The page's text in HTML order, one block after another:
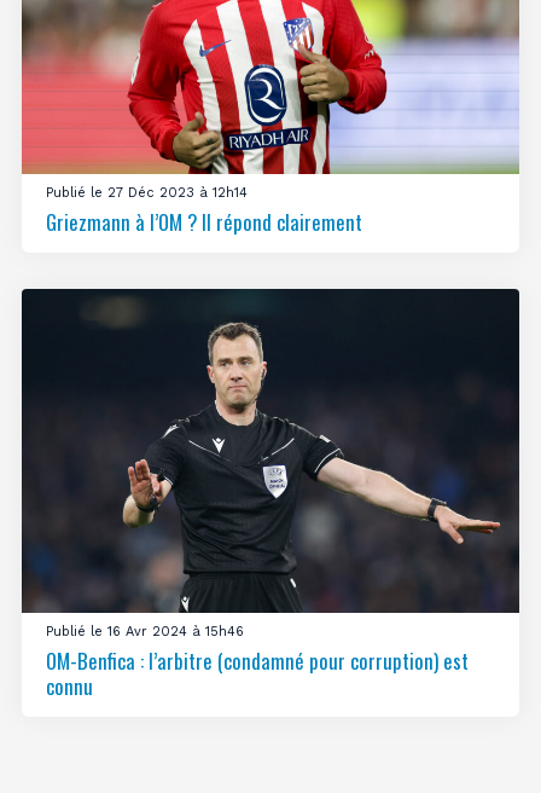
Publié le 27 Déc 2023 à 12h14
Griezmann à l’OM ? Il répond clairement
Publié le 16 Avr 2024 à 15h46
OM-Benfica : l’arbitre (condamné pour corruption) est
connu